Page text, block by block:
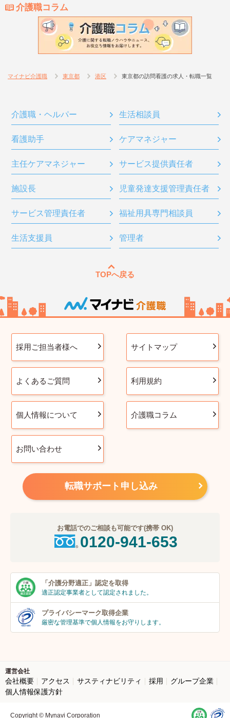
介護職コラム
マイナビ介護職 東京都 港区 東京都の訪問看護の求人・転職一覧
介護職・ヘルパー 生活相談員
看護助手 ケアマネジャー
主任ケアマネジャー サービス提供責任者
施設長 児童発達支援管理責任者
サービス管理責任者 福祉用具専門相談員
生活支援員 管理者
TOPへ戻る
採用ご担当者様へ サイトマップ
よくあるご質問 利用規約
個人情報について 介護職コラム
お問い合わせ
転職サポート申し込み
お電話でのご相談も可能です(携帯 OK)
0120-941-653
「介護分野適正」 認定を取得
適正認定事業者として認定されました。
プライバシーマーク取得企業
厳密な管理基準で個人情報をお守りします。
運営会社
会社概要 アクセス サスティナビリティ 採用
グループ企業
個人情報保護方針
Copyright © Mynavi Corporation